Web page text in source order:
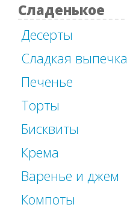
Сладенькое
Десерты
Сладкая выпечка
Печенье
Торты
Бисквиты
Крема
Варенье и джем
Компоты